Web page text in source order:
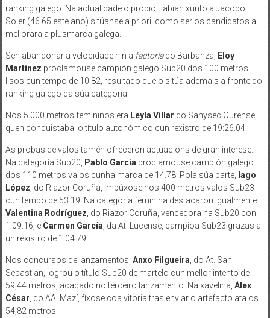
ránking galego. Na actualidade o propio Fabian xunto a Jacobo
Soler (46.65 este ano) sitúanse a priori, como serios candidatos a
mellorara a plusmarca galega.
Sen abandonar a velocidade nin a factoríado Barbanza, Eloy
Martínez proclamouse campión galego Sub20 dos 100 metros
lisos cun tempo de 10.82, resultado que o sitúa ademais á fronte do
ranking galego da súa categoría.
Nos 5.000 metros femininos era Leyla Villar do Sanysec Ourense,
quen conquistaba o título autonómico cun rexistro de 19:26.04.
As probas de valos tamén ofreceron actuacións de gran interese.
Na categoría Sub20, Pablo Garcíaproclamouse campión galego
dos 110 metros valos cunha marca de 14.78. Pola súa parte, Iago
López, do Riazor Coruña, impúxose nos 400 metros valos Sub23
cun tempo de 53.19. Na categoría feminina destacaron igualmente
Valentina Rodríguez, do Riazor Coruña, vencedora na Sub20 con
1:09.16, e Carmen García, da At. Lucense, campioa Sub23 grazas a
un rexistro de 1:04.79.
Nos concursos de lanzamentos, Anxo Filgueira, do At. San
Sebastián, logrou o título Sub20 de martelo cun mellor intento de
59,44 metros, acadado no terceiro lanzamento. Na xavelina, Álex
César, do AA. Mazí, fíxose coa vitoria tras enviar o artefacto ata os
54,82 metros.